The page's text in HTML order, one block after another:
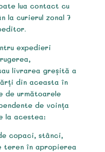
lua contact cu
la curierul zonal 7
expedieri
livrarea greșită a
din aceasta în
de următoarele
de voința
la acestea:
copaci, stânci,
teren în apropierea